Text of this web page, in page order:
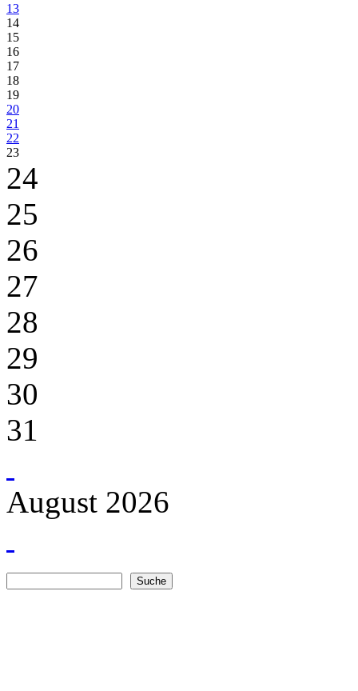
13
14
15
16
17
18
19
20
21
22
23
24
25
26
27
28
29
30
31
August 2026